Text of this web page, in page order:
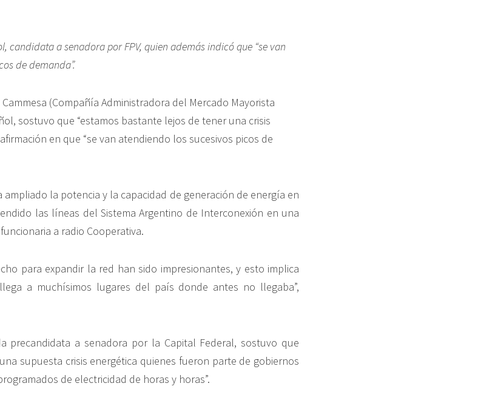
candidata a senadora por FPV, quien además indicó que “se van
de demanda”.
(Compañía Administradora del Mercado Mayorista
sostuvo que “estamos bastante lejos de tener una crisis
en que “se van atendiendo los sucesivos picos de
ampliado la potencia y la capacidad de generación de energía en
las líneas del Sistema Argentino de Interconexión en una
a radio Cooperativa.
para expandir la red han sido impresionantes, y esto implica
a muchísimos lugares del país donde antes no llegaba”,
precandidata a senadora por la Capital Federal, sostuvo que
supuesta crisis energética quienes fueron parte de gobiernos
de electricidad de horas y horas”.